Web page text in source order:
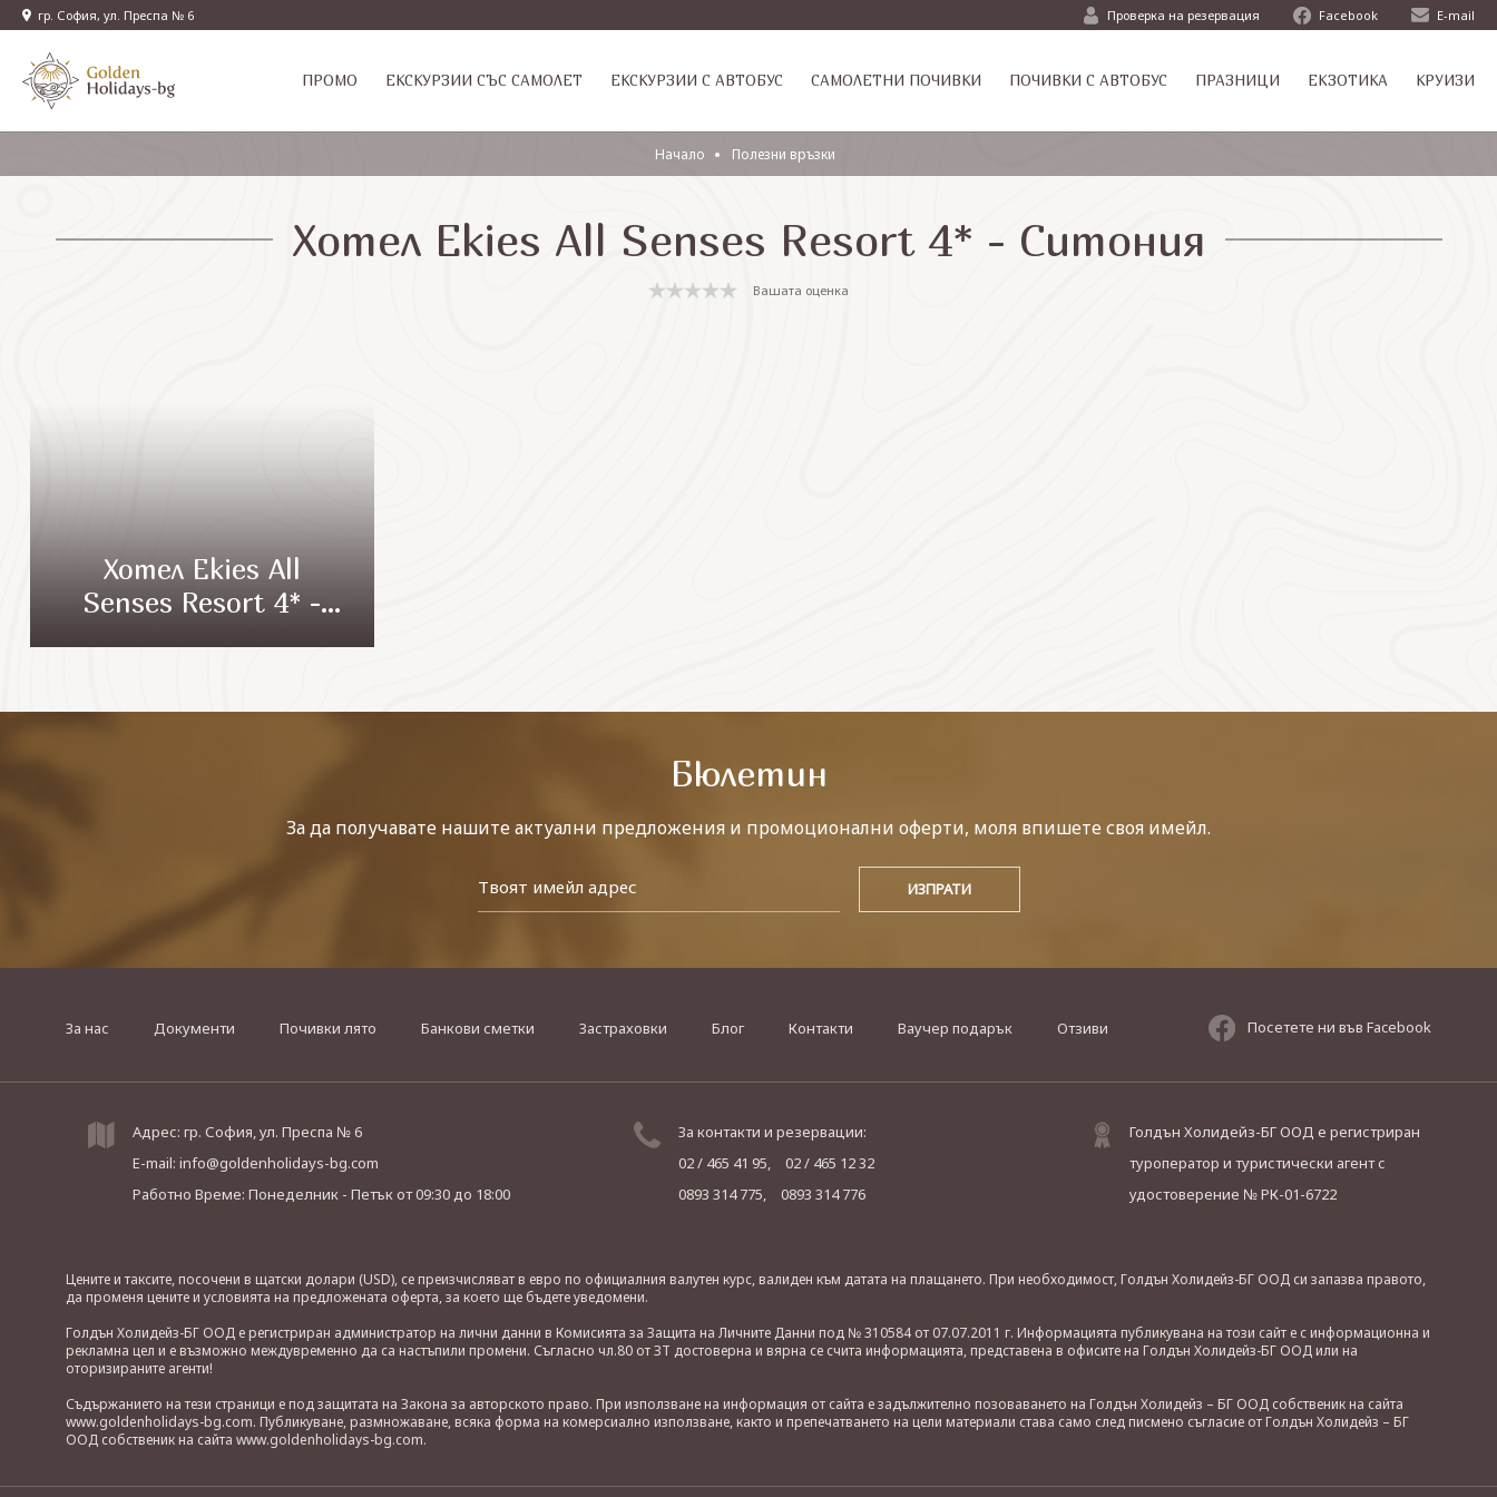
гр. София, ул. Преспа № 6 Проверка на резервация Facebook E-mail
ПРОМО EКСКУРЗИИ СЪС САМОЛЕТ ЕКСКУРЗИИ С АВТОБУС САМОЛЕТНИ ПОЧИВКИ ПОЧИВКИ С АВТОБУС ПРАЗНИЦИ ЕКЗОТИКА КРУИЗИ
Начало Полезни връзки
Хотел Ekies All Senses Resort 4* - Ситония
Вашата оценка
Хотел Ekies All
Senses Resort 4* -
Бюлетин
За да получавате нашите актуални предложения и промоционални оферти, моля впишете своя имейл.
За нас Документи Почивки лято Банкови сметки Застраховки Блог Контакти Ваучер подарък Отзиви Посетете ни във Facebook
Адрес: гр. София, ул. Преспа № 6
E-mail: info@goldenholidays-bg.com
Работно Време: Понеделник - Петъкот 09:30 до 18:00
За контакти и резервации:
02 / 465 41 95,
02 / 465 12 32
0893 314 775,
0893 314 776
Голдън Холидейз-БГ ООД е регистриран
туроператор и туристически агент с
удостоверение № РК-01-6722
Цените и таксите, посочени в щатски долари (USD), се преизчисляват в евро по официалния валутен курс, валиден към датата на плащането. При необходимост, Голдън Холидейз-БГ ООД си запазва правото,
да променя цените и условията на предложената оферта, за което ще бъдете уведомени.
Голдън Холидейз-БГ ООД е регистриран администратор на лични данни в Комисията за Защита на Личните Данни под № 310584 от 07.07.2011 г. Информацията публикувана на този сайт е с информационна и
рекламна цел и е възможно междувременно да са настъпили промени. Съгласно чл.80 от ЗТ достоверна и вярна се счита информацията, представена в офисите на Голдън Холидейз-БГ ООД или на
оторизираните агенти!
Съдържанието на тези страници е под защитата на Закона за авторското право. При използване на информация от сайта е задължително позоваването на Голдън Холидейз – БГ ООД собственик на сайта
www.goldenholidays-bg.com. Публикуване, размножаване, всяка форма на комерсиално използване, както и препечатването на цели материали става само след писмено съгласие от Голдън Холидейз – БГ
ООД собственик на сайта www.goldenholidays-bg.com.